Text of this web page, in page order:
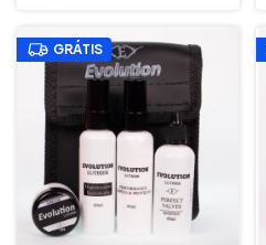
GRÁTIS